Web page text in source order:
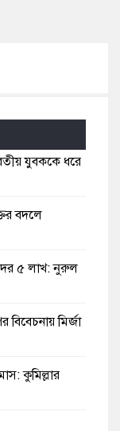
যুবককে ধরে
বদলে
৫ লাখ: নুরুল
বিবেচনায় মির্জা
কুমিল্লার